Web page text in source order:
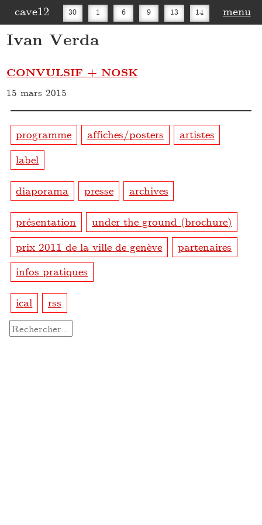
cave12 30 1 6 9 13 14 menu
Ivan Verda
CONVULSIF + NOSK
15 mars 2015
programme affiches/posters
artistes
label
diaporama presse archives
présentation
under the ground (brochure)
prix 2011 de la ville de genève
partenaires
infos pratiques
ical rss
Rechercher :